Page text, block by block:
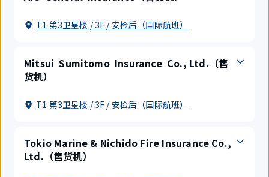
T1 第3卫星楼 / 3F / 安检后（国际航班）
Mitsui Sumitomo Insurance Co., Ltd.（售
货机）
T1 第3卫星楼 / 3F / 安检后（国际航班）
Tokio Marine & Nichido Fire Insurance Co.,
Ltd.（售货机）